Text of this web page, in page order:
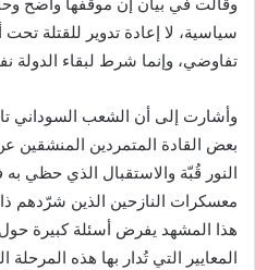
سياسية، لا إعادة تدوير للقتلة
تفاوضي، وإنما شرط لبقاء الدولة
وأشارت إلى أن الشعب السوداني
بعض القادة المتمردين المنشقين
النور قُبّة والاستقبال الذي حظي
معسكرات النازحين الذين شرّدهم
هذا المشهد يفرض أسئلة كبيرة
المعايير التي تُدار بها هذه المرحلة